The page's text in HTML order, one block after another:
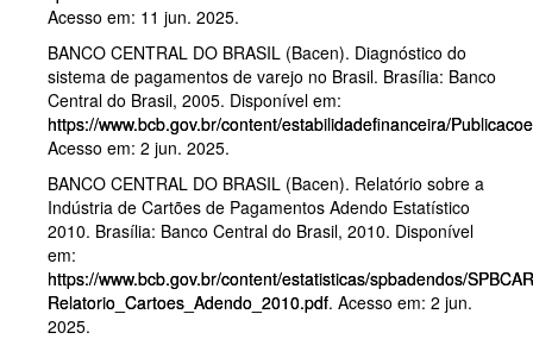
Acesso em: 11 jun. 2025.
BANCO CENTRAL DO BRASIL (Bacen). Diagnóstico do
sistema de pagamentos de varejo no Brasil. Brasília: Banco
Central do Brasil, 2005. Disponível em:
https://www.bcb.gov.br/content/estabilidadefinanceira/
Acesso em: 2 jun. 2025.
BANCO CENTRAL DO BRASIL (Bacen). Relatório sobre a
Indústria de Cartões de Pagamentos Adendo Estatístico
2010. Brasília: Banco Central do Brasil, 2010. Disponível
em:
https://www.bcb.gov.br/content/estatisticas/spbadendos/
Relatorio_Cartoes_Adendo_2010.pdf. Acesso em: 2 jun.
2025.